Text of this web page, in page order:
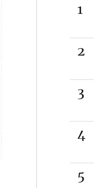
1
2
3
4
5